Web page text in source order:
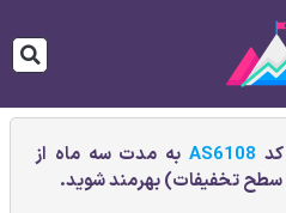
AS6108به مدت سه ماه از
سطح تخفیفات) بهرمند شوید.